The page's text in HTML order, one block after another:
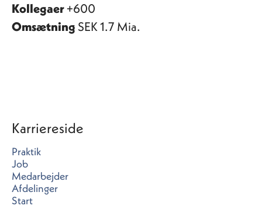
Kollegaer+600
Omsætning SEK 1.7 Mia.
Karriereside
Praktik
Job
Medarbejder
Afdelinger
Start